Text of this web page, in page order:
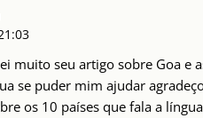
muito seu artigo sobre Goa e
se puder mim ajudar
os 10 países que fala a